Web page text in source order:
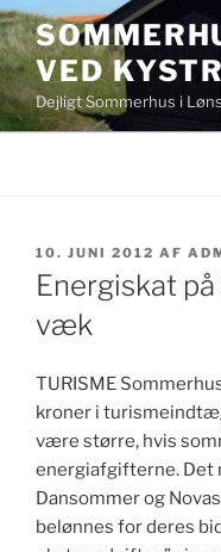
Videre
til
indholdVED
Dejligt Sommerhus i
UDGIVET
DEN
10. JUNI 2012 AF
Energiskat
væk
TURISME
kroner i
være større, hvis
energiafgifterne. Det
Dansommer og
belønnes for deres